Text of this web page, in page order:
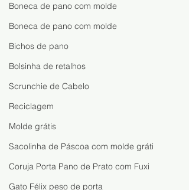
Boneca de pano com molde
Boneca de pano com molde
Bichos de pano
Bolsinha de retalhos
Scrunchie de Cabelo
Reciclagem
Molde grátis
Sacolinha de Páscoa com molde gráti
Coruja Porta Pano de Prato com Fuxi
Gato Félix peso de porta